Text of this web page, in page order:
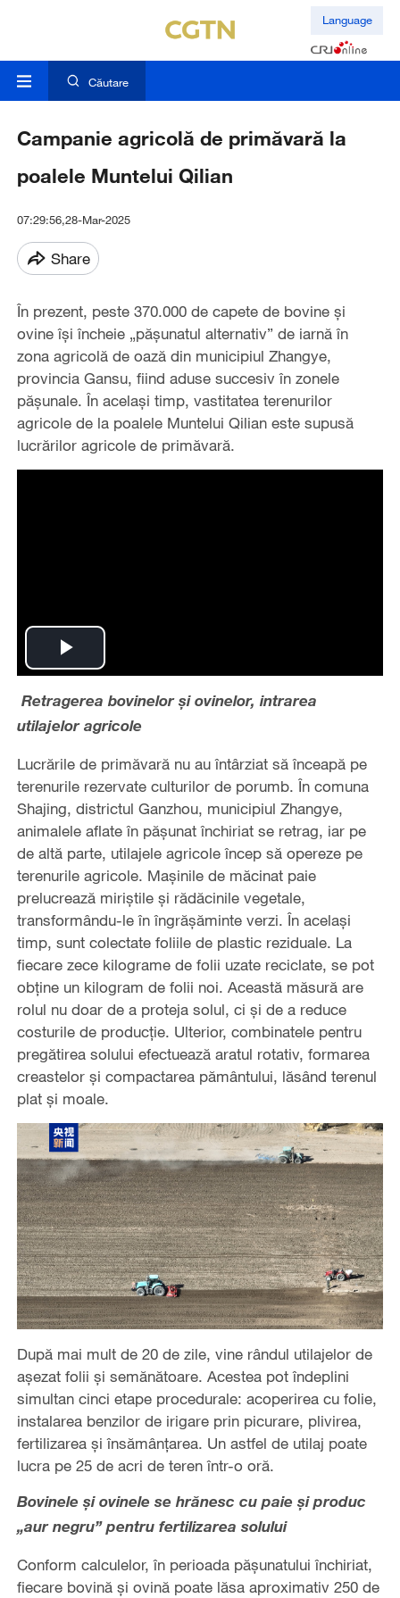
Language
Căutare
Campanie agricolă de primăvară la
poalele Muntelui Qilian
07:29:56,28-Mar-2025
Share
În prezent, peste 370.000 de capete de bovine și
ovine își încheie „pășunatul alternativ” de iarnă în
zona agricolă de oază din municipiul Zhangye,
provincia Gansu, fiind aduse succesiv în zonele
pășunale. În același timp, vastitatea terenurilor
agricole de la poalele Muntelui Qilian este supusă
lucrărilor agricole de primăvară.
Play
Video
Retragerea bovinelor și ovinelor, intrarea
utilajelor agricole
Lucrările de primăvară nu au întârziat să înceapă pe
terenurile rezervate culturilor de porumb. În comuna
Shajing, districtul Ganzhou, municipiul Zhangye,
animalele aflate în pășunat închiriat se retrag, iar pe
de altă parte, utilajele agricole încep să opereze pe
terenurile agricole. Mașinile de măcinat paie
prelucrează miriștile și rădăcinile vegetale,
transformându-le în îngrășăminte verzi. În același
timp, sunt colectate foliile de plastic reziduale. La
fiecare zece kilograme de folii uzate reciclate, se pot
obține un kilogram de folii noi. Această măsură are
rolul nu doar de a proteja solul, ci și de a reduce
costurile de producție. Ulterior, combinatele pentru
pregătirea solului efectuează aratul rotativ, formarea
creastelor și compactarea pământului, lăsând terenul
plat și moale.
După mai mult de 20 de zile, vine rândul utilajelor de
așezat folii și semănătoare. Acestea pot îndeplini
simultan cinci etape procedurale: acoperirea cu folie,
instalarea benzilor de irigare prin picurare, plivirea,
fertilizarea și însămânțarea. Un astfel de utilaj poate
lucra pe 25 de acri de teren într-o oră.
Bovinele și ovinele se hrănesc cu paie și produc
„aur negru” pentru fertilizarea solului
Conform calculelor, în perioada pășunatului închiriat,
fiecare bovină și ovină poate lăsa aproximativ 250 de